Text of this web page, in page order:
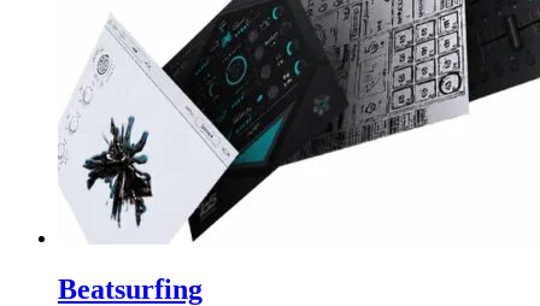
Beatsurfing